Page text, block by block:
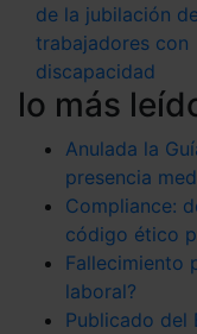
de la jubilación
trabajadores con
discapacidad
lo más
Anulada la
presencia
Compliance:
código ético
Fallecimiento
laboral?
Publicado del